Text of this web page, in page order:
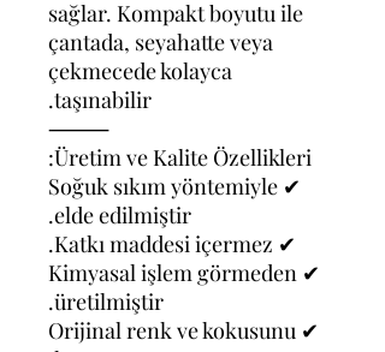
sağlar. Kompakt boyutu ile
çantada, seyahatte veya
çekmecede kolayca
taşınabilir.
⸻
Üretim ve Kalite Özellikleri:
✔ Soğuk sıkım yöntemiyle
elde edilmiştir.
✔ Katkı maddesi içermez.
✔ Kimyasal işlem görmeden
üretilmiştir.
✔ Orijinal renk ve kokusunu